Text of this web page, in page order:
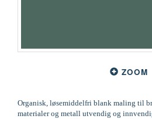
ZOOM
Organisk, løsemiddelfri blank maling til
materialer og metall utvendig og